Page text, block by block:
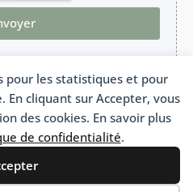
pour les statistiques et pour
cliquant sur Accepter, vous
des cookies. En savoir plus
de confidentialité.
atteints de bronchiolite oblitérante
n°W692011975 France